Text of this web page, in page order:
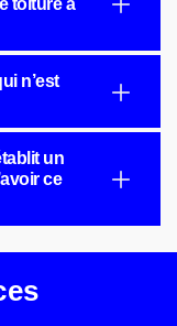
toiture à
n’est
un
ce